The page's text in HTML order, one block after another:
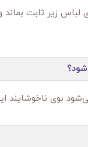
زیر ثابت بماند
ناخوشایند